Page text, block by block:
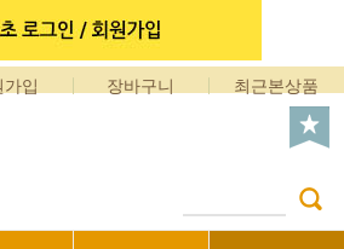
가입 장바구니 최근본상품